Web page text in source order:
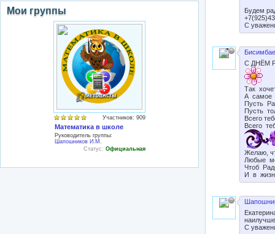
Мои группы
Участников: 909
Математика в школе
Руководитель группы:
Шапошников И.М.
Статус: Официальная
Будем
С
С ДНЁМ
Так
А самое
Пусть
Пусть
Всего
Всего
Желаю,
Любые
Чтоб
И в
С